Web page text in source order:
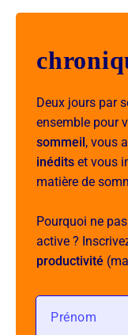
Deux jours par
ensemble pour
sommeil, vous
inédits et vous
matière de
Pourquoi ne
active ?
productivité